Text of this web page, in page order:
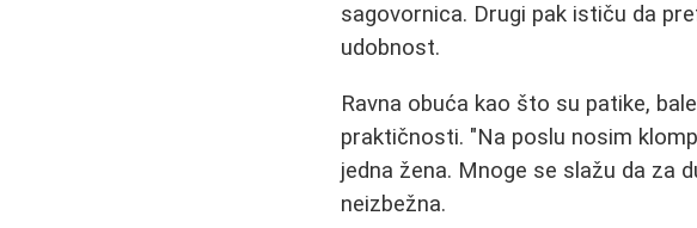
sagovornica. Drugi pak ističu da
udobnost.
Ravna obuća kao što su patike,
praktičnosti. "Na poslu nosim
jedna žena. Mnoge se slažu da za
neizbežna.